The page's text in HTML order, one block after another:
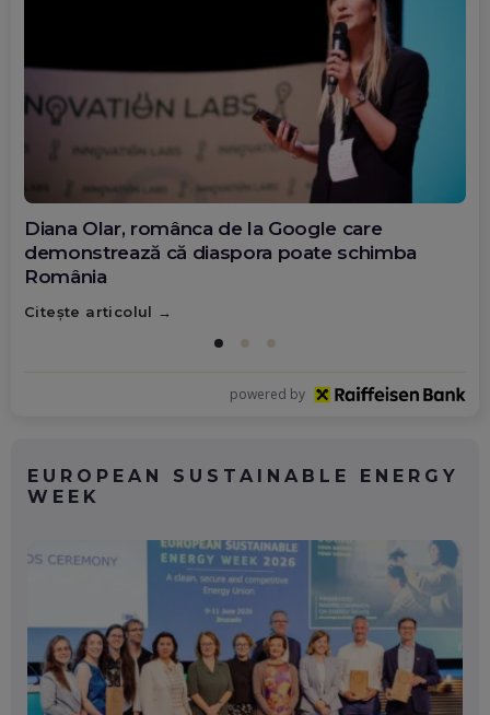
Diana Olar, românca de la Google care
demonstrează că diaspora poate schimba
România
Citește articolul
powered by
EUROPEAN SUSTAINABLE ENERGY
WEEK